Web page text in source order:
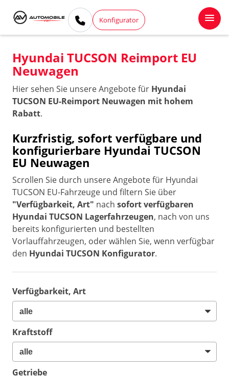
Konfigurator
Hyundai TUCSON Reimport EU
Neuwagen
Hier sehen Sie unsere Angebote für Hyundai
TUCSON EU-Reimport Neuwagen mit hohem
Rabatt.
Kurzfristig, sofort verfügbare und
konfigurierbare Hyundai TUCSON
EU Neuwagen
Scrollen Sie durch unsere Angebote für Hyundai
TUCSON EU-Fahrzeuge und filtern Sie über
"Verfügbarkeit, Art" nach sofort verfügbaren
Hyundai TUCSON Lagerfahrzeugen, nach von uns
bereits konfigurierten und bestellten
Vorlauffahrzeugen, oder wählen Sie, wenn verfügbar
den Hyundai TUCSON Konfigurator.
Verfügbarkeit, Art
Kraftstoff
Getriebe